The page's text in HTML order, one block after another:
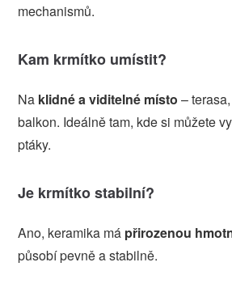
mechanismů.
Kam krmítko umístit?
Na klidné a viditelné místo –
balkon. Ideálně tam, kde si můžete
ptáky.
Je krmítko stabilní?
Ano, keramika má přirozenou
působí pevně a stabilně.